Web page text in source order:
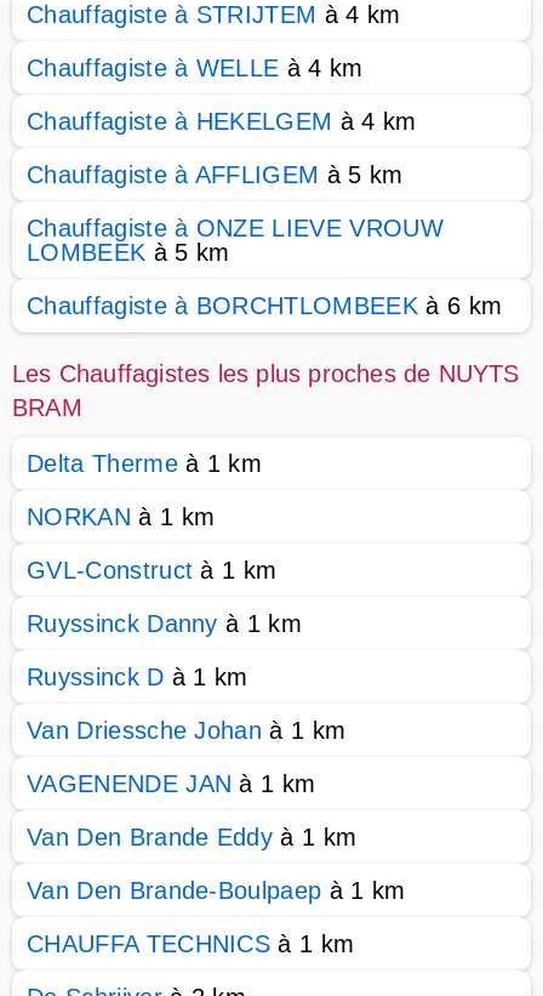
Chauffagiste à STRIJTEM à 4 km
Chauffagiste à WELLE à 4 km
Chauffagiste à HEKELGEM à 4 km
Chauffagiste à AFFLIGEM à 5 km
Chauffagiste à ONZE LIEVE VROUW
LOMBEEK à 5 km
Chauffagiste à BORCHTLOMBEEK à 6 km
Les Chauffagistes les plus proches de NUYTS
BRAM
Delta Thermeà 1 km
NORKAN à 1 km
GVL-Construct à 1 km
Ruyssinck Danny à 1 km
Ruyssinck D à 1 km
Van Driessche Johan à 1 km
VAGENENDE JAN à 1 km
Van Den Brande Eddy à 1 km
Van Den Brande-Boulpaep à 1 km
CHAUFFA TECHNICS à 1 km